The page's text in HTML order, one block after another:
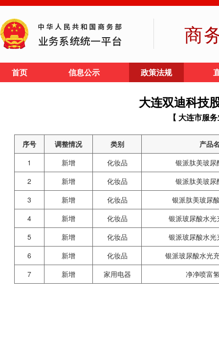
商
首页 信息公示 政策法规
大连双迪科技
【 大连市服
序号 调整情况 类别
产品
1
新增 化妆品
银派肽美玻尿
2
新增 化妆品
银派肽美玻尿
3
新增 化妆品
银派肽美玻尿
4
新增 化妆品
银派玻尿酸水
5
新增 化妆品
银派玻尿酸水
6
新增 化妆品
银派玻尿酸水光
7
新增 家用电器 净净喷富